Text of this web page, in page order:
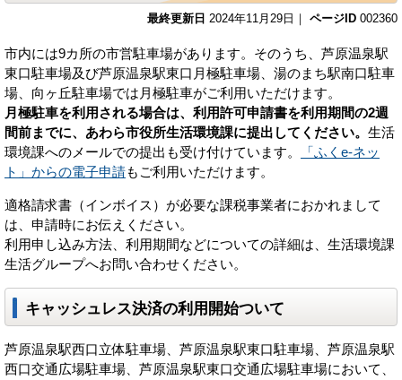
最終更新日 2024年11月29日｜ ページID 002360
市内には9カ所の市営駐車場があります。そのうち、芦原温泉駅
東口駐車場及び芦原温泉駅東口月極駐車場、湯のまち駅南口駐車
場、向ヶ丘駐車場では月極駐車がご利用いただけます。
月極駐車を利用される場合は、利用許可申請書を利用期間の2週
間前までに、あわら市役所生活環境課に提出してください。 生活
環境課へのメールでの提出も受け付けています。
「ふくe-ネッ
ト」からの電子申請もご利用いただけます。
適格請求書（インボイス）が必要な課税事業者におかれまして
は、申請時にお伝えください。
利用申し込み方法、利用期間などについての詳細は、生活環境課
生活グループへお問い合わせください。
キャッシュレス決済の利用開始ついて
芦原温泉駅西口立体駐車場、芦原温泉駅東口駐車場、芦原温泉駅
西口交通広場駐車場、芦原温泉駅東口交通広場駐車場において、